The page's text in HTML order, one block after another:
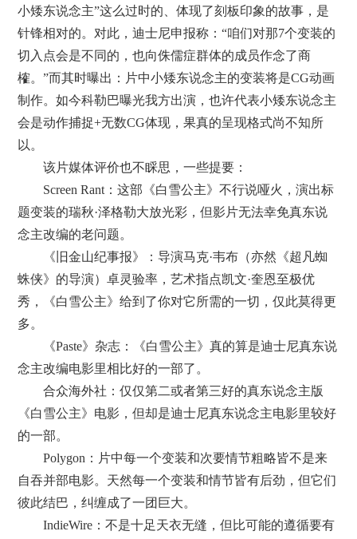
小矮东说念主”这么过时的、体现了刻板印象的故事，是
针锋相对的。对此，迪士尼申报称：“咱们对那7个变装的
切入点会是不同的，也向侏儒症群体的成员作念了商
榷。”而其时曝出：片中小矮东说念主的变装将是CG动画
制作。如今科勒巴曝光我方出演，也许代表小矮东说念主
会是动作捕捉+无数CG体现，果真的呈现格式尚不知所
以。
该片媒体评价也不睬思，一些提要：
Screen Rant：这部《白雪公主》不行说哑火，演出标
题变装的瑞秋·泽格勒大放光彩，但影片无法幸免真东说
念主改编的老问题。
《旧金山纪事报》：导演马克·韦布（亦然《超凡蜘
蛛侠》的导演）卓灵验率，艺术指点凯文·奎恩至极优
秀，《白雪公主》给到了你对它所需的一切，仅此莫得更
多。
《Paste》杂志：《白雪公主》真的算是迪士尼真东说
念主改编电影里相比好的一部了。
合众海外社：仅仅第二或者第三好的真东说念主版
《白雪公主》电影，但却是迪士尼真东说念主电影里较好
的一部。
Polygon：片中每一个变装和次要情节粗略皆不是来
自吞并部电影。天然每一个变装和情节皆有后劲，但它们
彼此结巴，纠缠成了一团巨大。
IndieWire：不是十足天衣无缝，但比可能的遵循要有